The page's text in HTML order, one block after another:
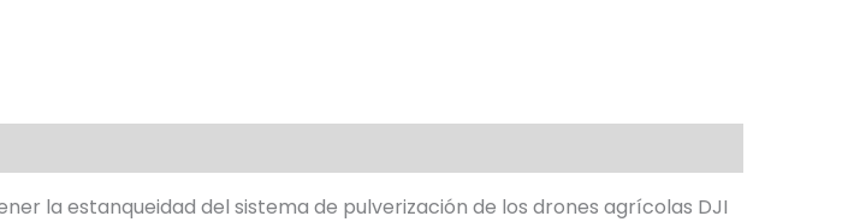
la estanqueidad del sistema de pulverización de los drones agrícolas DJI